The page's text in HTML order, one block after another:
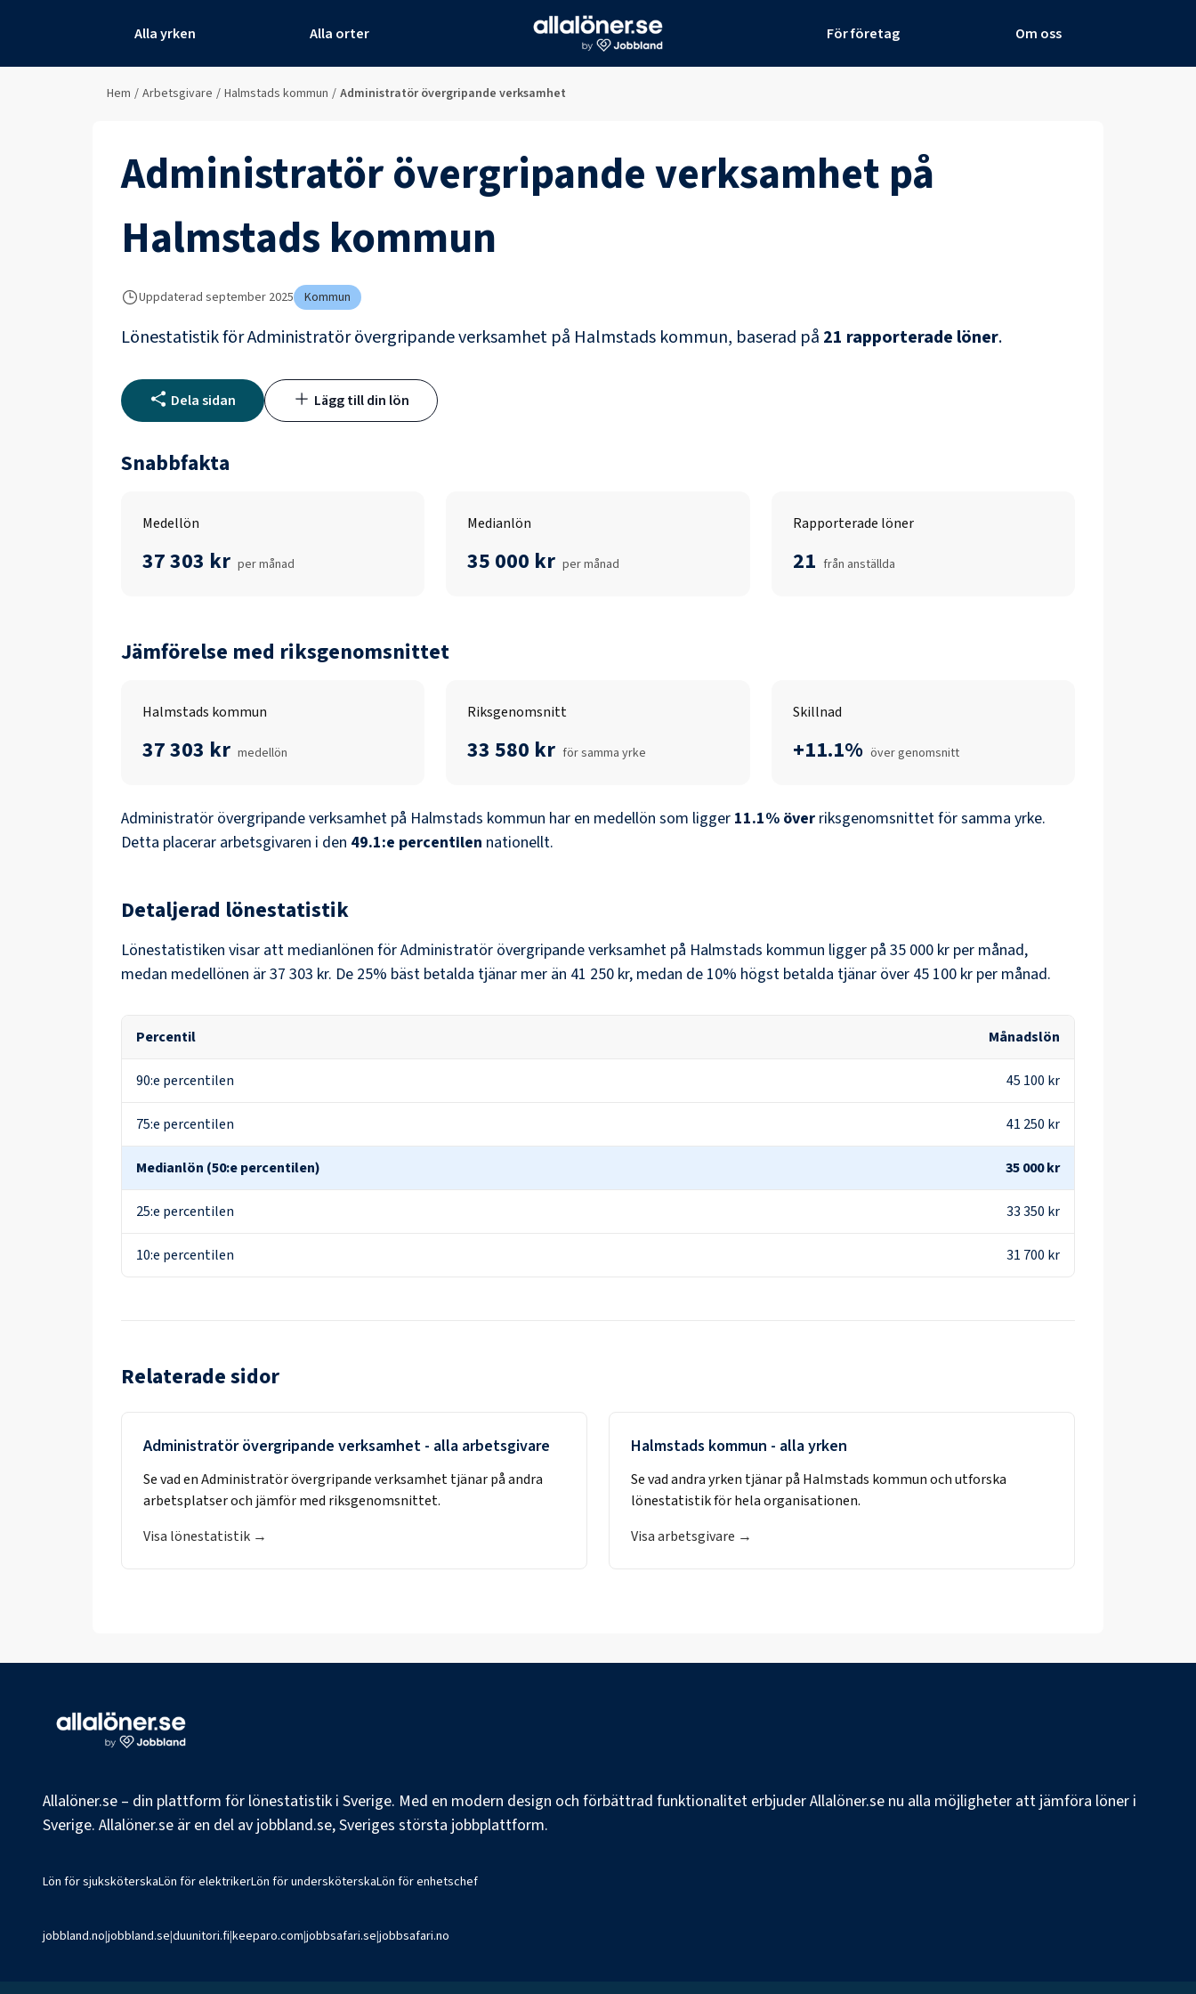
Alla yrken Alla orter För företag Om oss
Hem / Arbetsgivare / Halmstads kommun / Administratör övergripande verksamhet
Administratör övergripande verksamhet på
Halmstads kommun
Uppdaterad september 2025 Kommun
Lönestatistik förAdministratör övergripande verksamhet på Halmstads kommun, baserad på 21 rapporterade löner.
Dela sidan Lägg till din lön
Snabbfakta
Medellön
37 303 kr per månad
Medianlön
35 000 kr per månad
Rapporterade löner
21 från anställda
Jämförelse med riksgenomsnittet
Halmstads kommun
37 303 kr medellön
Riksgenomsnitt
33 580 kr för samma yrke
Skillnad
+11.1% över genomsnitt
Administratör övergripande verksamhet på Halmstads kommun har en medellön som ligger 11.1% över riksgenomsnittet för samma yrke.
Detta placerar arbetsgivaren i den 49.1:e percentilen nationellt.
Detaljerad lönestatistik
Lönestatistiken visar att medianlönen förAdministratör övergripande verksamhet på Halmstads kommun ligger på 35 000 kr per månad,
medan medellönen är37 303 kr. De 25% bäst betalda tjänar mer än 41 250 kr, medan de 10% högst betalda tjänar över 45 100 kr per månad.
Percentil Månadslön
90:e percentilen 45 100 kr
75:e percentilen 41 250 kr
Medianlön (50:e percentilen) 35 000 kr
25:e percentilen 33 350 kr
10:e percentilen 31 700 kr
Relaterade sidor
Administratör övergripande verksamhet - alla arbetsgivare
Se vad enAdministratör övergripande verksamhettjänar på andra
arbetsplatser och jämför med riksgenomsnittet.
Visa lönestatistik →
Halmstads kommun - alla yrken
Se vad andra yrken tjänar på Halmstads kommunoch utforska
lönestatistik för hela organisationen.
Visa arbetsgivare →
Allalöner.se – din plattform för lönestatistik i Sverige. Med en modern design och förbättrad funktionalitet erbjuder Allalöner.se nu alla möjligheter att jämföra löner i
Sverige. Allalöner.se är en del av jobbland.se, Sveriges största jobbplattform.
Lön för sjuksköterskaLön för elektrikerLön för undersköterskaLön för enhetschef
jobbland.no|jobbland.se|duunitori.fi|keeparo.com|jobbsafari.se|jobbsafari.no